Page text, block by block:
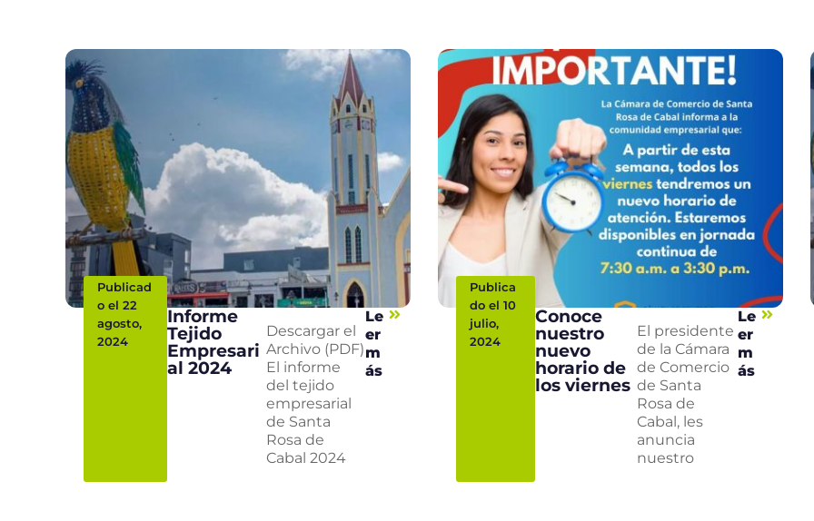
Publicad
o el 22
agosto,
2024
Informe
Tejido
Empresari
al 2024
Descargar el
Archivo (PDF)
El informe
del tejido
empresarial
de Santa
Rosa de
Cabal 2024
Le
er
m
ás
Publica
do el 10
julio,
2024
Conoce
nuestro
nuevo
horario de
los viernes
El presidente
de la Cámara
de Comercio
de Santa
Rosa de
Cabal, les
anuncia
nuestro
Le
er
m
ás